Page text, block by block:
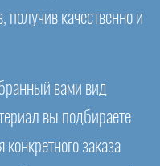
получив качественно и
вами вид
вы подбираете
заказа